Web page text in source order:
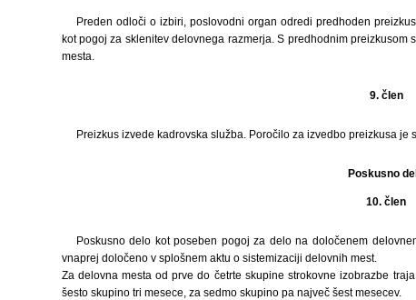
Preden odloči o izbiri, poslovodni organ odredi predhoden
kot pogoj za sklenitev delovnega razmerja. S predhodnim
mesta.
9. člen
Preizkus izvede kadrovska služba. Poročilo za izvedbo preizkusa je
Poskusno
10. člen
Poskusno delo kot poseben pogoj za delo na določenem
vnaprej določeno v splošnem aktu o sistemizaciji delovnih mest.
Za delovna mesta od prve do četrte skupine strokovne izobrazbe
šesto skupino tri mesece, za sedmo skupino pa največ šest mesecev.